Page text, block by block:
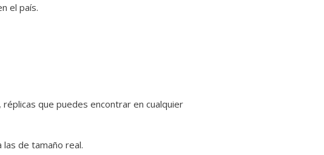
el país.
, réplicas que puedes encontrar en cualquier
de tamaño real.